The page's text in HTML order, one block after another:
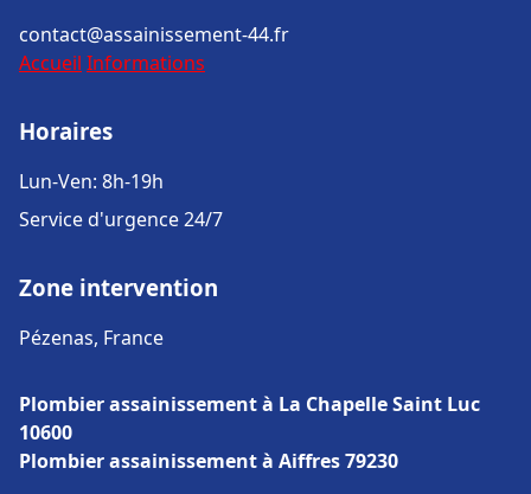
contact@assainissement-44.fr
Accueil Informations
Horaires
Lun-Ven: 8h-19h
Service d'urgence 24/7
Zone intervention
Pézenas, France
Plombier assainissement à La Chapelle Saint Luc
10600
Plombier assainissement à Aiffres 79230